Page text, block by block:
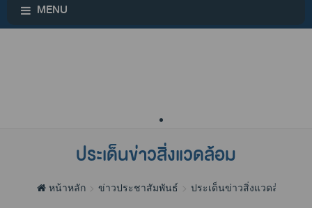
MENU
ประเด็นข่าวสิ่งแวดล้อม
หน้าหลัก ข่าวประชาสัมพันธ์ ประเด็นข่าวสิ่งแวดล้อม